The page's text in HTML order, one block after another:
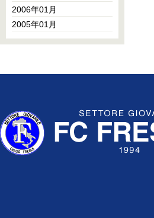
2006年01月
2005年01月